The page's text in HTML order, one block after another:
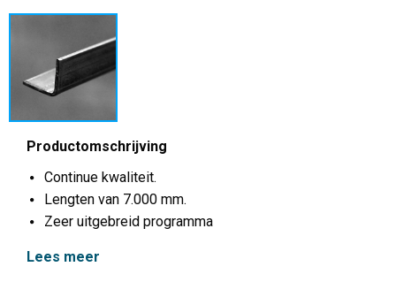
Productomschrijving
Continue kwaliteit.
Lengten van 7.000 mm.
Zeer uitgebreid programma
Lees meer